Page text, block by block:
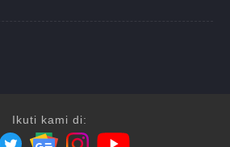
Ikuti kami di: